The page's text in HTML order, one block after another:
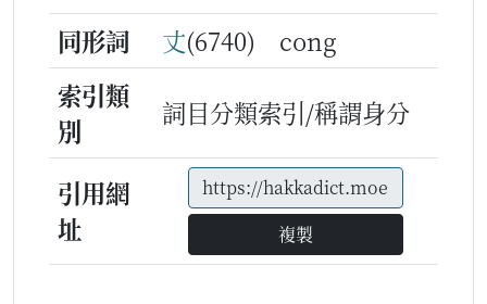
同形詞
丈(6740) cong
索引類
別
詞目分類索引/稱謂身分
引用網
址
複製